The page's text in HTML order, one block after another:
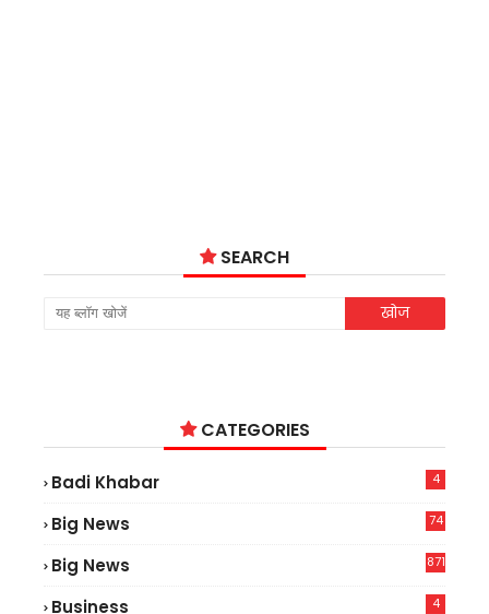
SEARCH
CATEGORIES
Badi Khabar 4
Big News
74
Big News 871
Business 4